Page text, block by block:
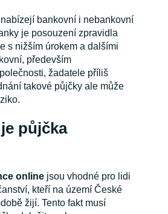
bankovní i nebankovní
je posouzení zpravidla
s nižším úrokem a dalšími
především
žadatele příliš
takové půjčky ale může
půjčka
onlinejsou vhodné pro lidi
kteří na území České
žijí. Tento fakt musí